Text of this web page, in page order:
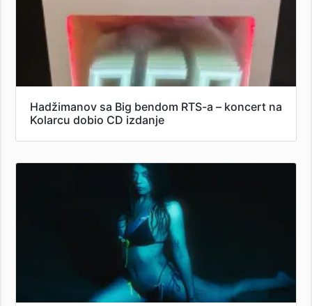
Hadžimanov sa Big bendom RTS-a – koncert na
Kolarcu dobio CD izdanje